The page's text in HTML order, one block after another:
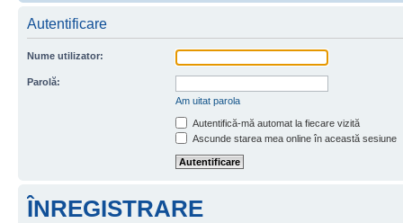
Autentificare
Nume utilizator:
Parolă:
Am uitat parola
Autentifică-mă automat la fiecare vizită
Ascunde starea mea online în această sesiune
ÎNREGISTRARE